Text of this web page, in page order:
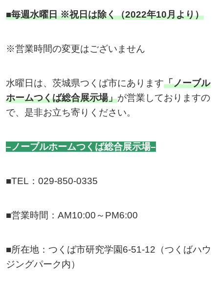
■毎週水曜日 ※祝日は除く（2022年10月より）
※営業時間の変更はございません
水曜日は、茨城県つくば市にあります「ノーブル
ホームつくば総合展示場」が営業しておりますの
で、是非お立ち寄りください。
–ノーブルホームつくば総合展示場–
■TEL：029-850-0335
■営業時間：AM10:00～PM6:00
■所在地：つくば市研究学園6-51-12（つくばハウ
ジングパーク内）